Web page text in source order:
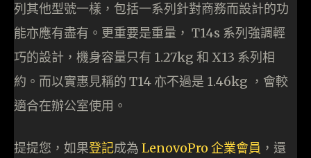
列其他型號一樣，包括一系列針對商務而設計的功
能亦應有盡有。更重要是重量， T14s 系列強調輕
巧的設計，機身容量只有 1.27kg 和 X13 系列相
約。而以實惠見稱的 T14 亦不過是 1.46kg ，會較
適合在辦公室使用。
提提您，如果登記成為 LenovoPro 企業會員 ，還